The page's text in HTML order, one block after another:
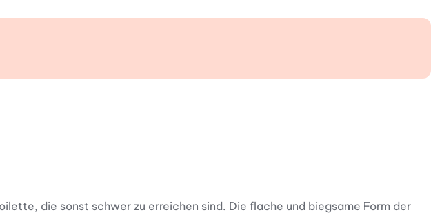
die sonst schwer zu erreichen sind. Die flache und biegsame Form der